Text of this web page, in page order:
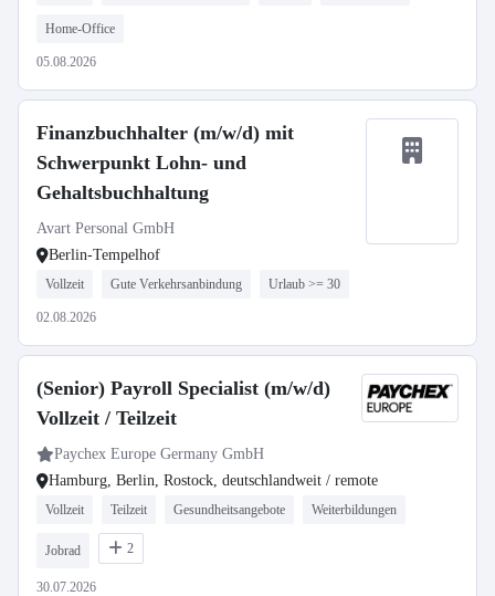
Home-Office
05.08.2026
Finanzbuchhalter (m/w/d) mit
Schwerpunkt Lohn- und
Gehaltsbuchhaltung
Avart Personal GmbH
Berlin-Tempelhof
Vollzeit Gute Verkehrsanbindung Urlaub >= 30
02.08.2026
(Senior) Payroll Specialist (m/w/d)
Vollzeit / Teilzeit
Paychex Europe Germany GmbH
Hamburg, Berlin, Rostock, deutschlandweit / remote
Vollzeit Teilzeit Gesundheitsangebote Weiterbildungen
Jobrad 2
30.07.2026